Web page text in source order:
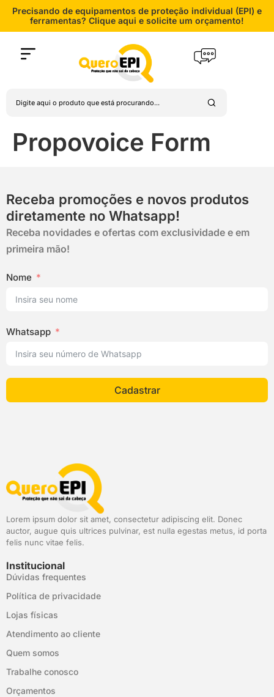
Precisando de equipamentos de proteção individual (EPI) e
ferramentas? Clique aqui e solicite um orçamento!
Propovoice Form
Receba promoções e novos produtos
diretamente no Whatsapp!
Receba novidades e ofertas com exclusividade e em
primeira mão!
Nome
Whatsapp
Cadastrar
Lorem ipsum dolor sit amet, consectetur adipiscing elit. Donec
auctor, augue quis ultrices pulvinar, est nulla egestas metus, id porta
felis nunc vitae felis.
Institucional
Dúvidas frequentes
Política de privacidade
Lojas físicas
Atendimento ao cliente
Quem somos
Trabalhe conosco
Orçamentos